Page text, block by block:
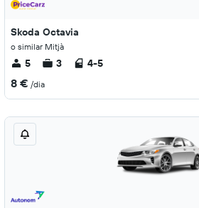
Skoda Octavia
o similar Mitjà
5 3 4-5
8 € /dia